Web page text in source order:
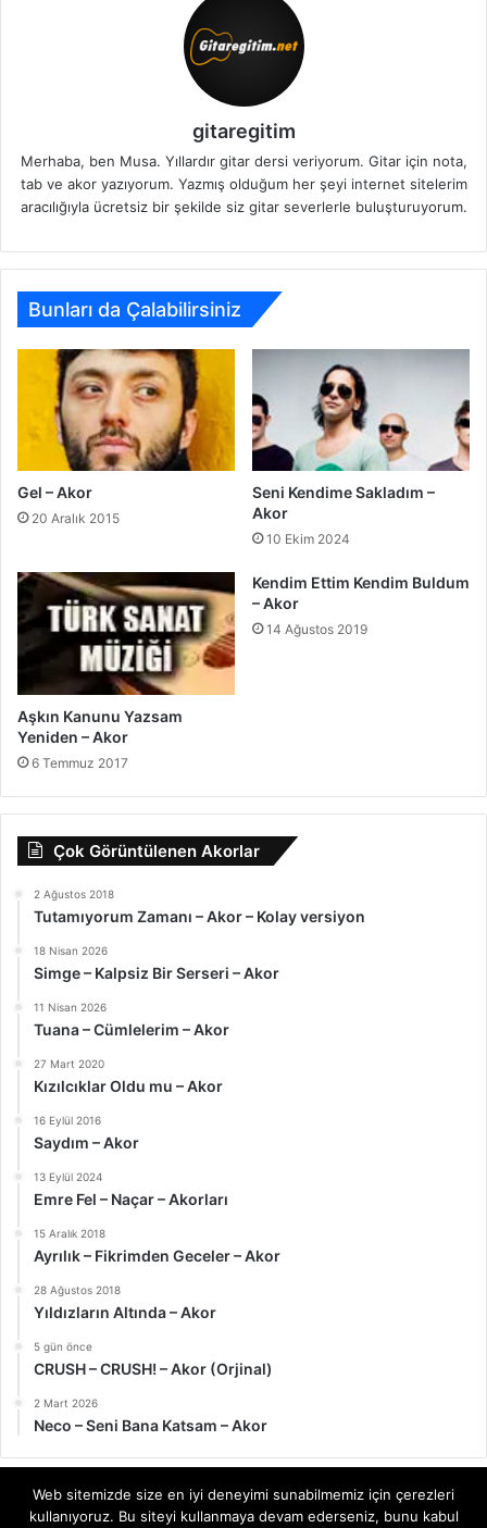
gitaregitim
Merhaba, ben Musa. Yıllardır gitar dersi veriyorum. Gitar için nota,
tab ve akor yazıyorum. Yazmış olduğum her şeyi internet sitelerim
aracılığıyla ücretsiz bir şekilde siz gitar severlerle buluşturuyorum.
Bunları da Çalabilirsiniz
Gel – Akor
20 Aralık 2015
Seni Kendime Sakladım –
Akor
10 Ekim 2024
Aşkın Kanunu Yazsam
Yeniden – Akor
6 Temmuz 2017
Kendim Ettim Kendim Buldum
– Akor
14 Ağustos 2019
Çok Görüntülenen Akorlar
2 Ağustos 2018
Tutamıyorum Zamanı – Akor – Kolay versiyon
18 Nisan 2026
Simge – Kalpsiz Bir Serseri – Akor
11 Nisan 2026
Tuana – Cümlelerim – Akor
27 Mart 2020
Kızılcıklar Oldu mu – Akor
16 Eylül 2016
Saydım – Akor
13 Eylül 2024
Emre Fel – Naçar – Akorları
15 Aralık 2018
Ayrılık – Fikrimden Geceler – Akor
28 Ağustos 2018
Yıldızların Altında – Akor
5 gün önce
CRUSH – CRUSH! – Akor (Orjinal)
2 Mart 2026
Neco – Seni Bana Katsam – Akor
Web sitemizde size en iyi deneyimi sunabilmemiz için çerezleri
kullanıyoruz. Bu siteyi kullanmaya devam ederseniz, bunu kabul